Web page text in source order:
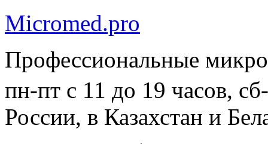
Micromed.pro
Профессиональные
пн-пт с 11 до 19 часов,
России, в Казахстан и